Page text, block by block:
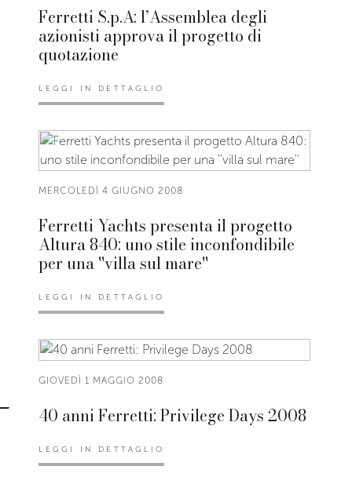
Ferretti S.p.A: l’Assemblea degli
azionisti approva il progetto di
quotazione
LEGGI IN DETTAGLIO
MERCOLEDÌ 4 GIUGNO 2008
Ferretti Yachts presenta il progetto
Altura 840: uno stile inconfondibile
per una ''villa sul mare''
LEGGI IN DETTAGLIO
GIOVEDÌ 1 MAGGIO 2008
40 anni Ferretti: Privilege Days 2008
LEGGI IN DETTAGLIO